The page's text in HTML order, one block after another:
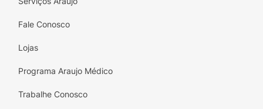
Fale Conosco
Lojas
Programa Araujo Médico
Trabalhe Conosco